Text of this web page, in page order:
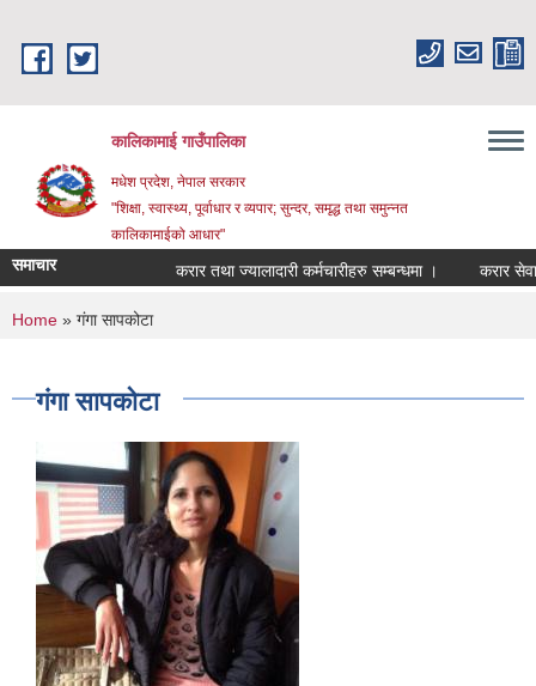
कालिकामाई गाउँपालिका
मधेश प्रदेश, नेपाल सरकार
"शिक्षा, स्वास्थ्य, पूर्वाधार र व्यपार; सुन्दर, समृद्ध तथा समुन्नत
कालिकामाईको आधार"
समाचार करार तथा ज्यालादारी कर्मचारीहरु सम्बन्धमा । करार
You are here
Home » गंगा सापकोटा
गंगा सापकोटा